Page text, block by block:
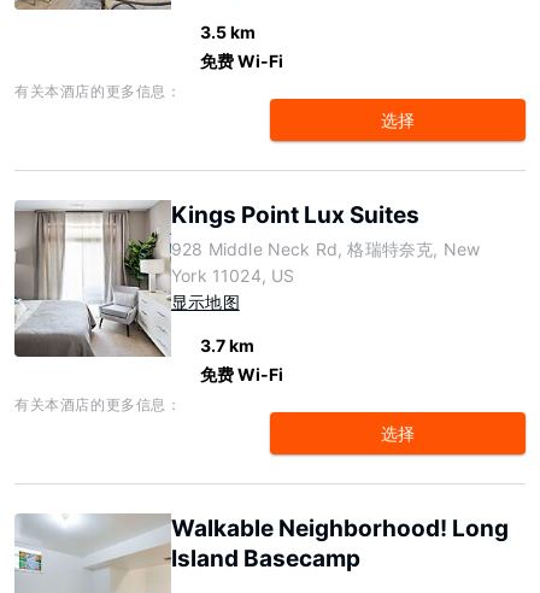
3.5 km
免费 Wi-Fi
有关本酒店的更多信息：
选择
Kings Point Lux Suites
928 Middle Neck Rd, 格瑞特奈克, New
York 11024, US
显示地图
3.7 km
免费 Wi-Fi
有关本酒店的更多信息：
选择
Walkable Neighborhood! Long
Island Basecamp